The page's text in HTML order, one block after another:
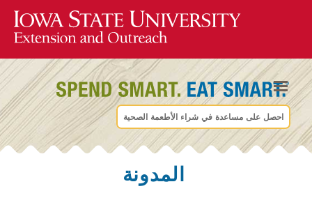
احصل على مساعدة في شراء الأطعمة الصحية
المدونة